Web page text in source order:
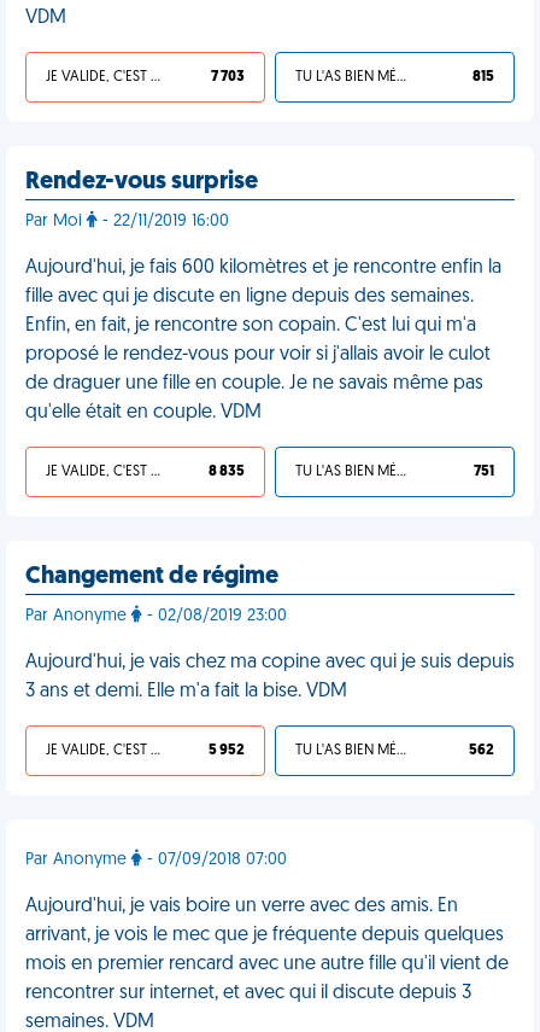
VDM
JE VALIDE, C'EST UNE VDM 7 703 TU L'AS BIEN MÉRITÉ 815
Rendez-vous surprise
Par Moi - 22/11/2019 16:00
Aujourd'hui, je fais 600 kilomètres et je rencontre enfin la
fille avec qui je discute en ligne depuis des semaines.
Enfin, en fait, je rencontre son copain. C'est lui qui m'a
proposé le rendez-vous pour voir si j'allais avoir le culot
de draguer une fille en couple. Je ne savais même pas
qu'elle était en couple. VDM
JE VALIDE, C'EST UNE VDM 8 835 TU L'AS BIEN MÉRITÉ 751
Changement de régime
Par Anonyme - 02/08/2019 23:00
Aujourd'hui, je vais chez ma copine avec qui je suis depuis
3 ans et demi. Elle m'a fait la bise. VDM
JE VALIDE, C'EST UNE VDM 5 952 TU L'AS BIEN MÉRITÉ 562
Par Anonyme - 07/09/2018 07:00
Aujourd'hui, je vais boire un verre avec des amis. En
arrivant, je vois le mec que je fréquente depuis quelques
mois en premier rencard avec une autre fille qu'il vient de
rencontrer sur internet, et avec qui il discute depuis 3
semaines. VDM